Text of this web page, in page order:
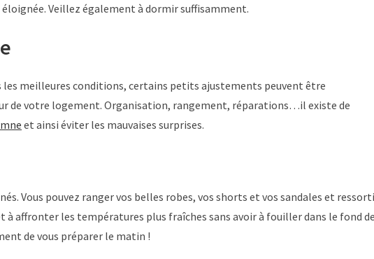
Veillez également à dormir suffisamment.
les meilleures conditions, certains petits ajustements peuvent être
de votre logement. Organisation, rangement, réparations…il existe de
et ainsi éviter les mauvaises surprises.
Vous pouvez ranger vos belles robes, vos shorts et vos sandales et
à affronter les températures plus fraîches sans avoir à fouiller dans le fond
de vous préparer le matin !